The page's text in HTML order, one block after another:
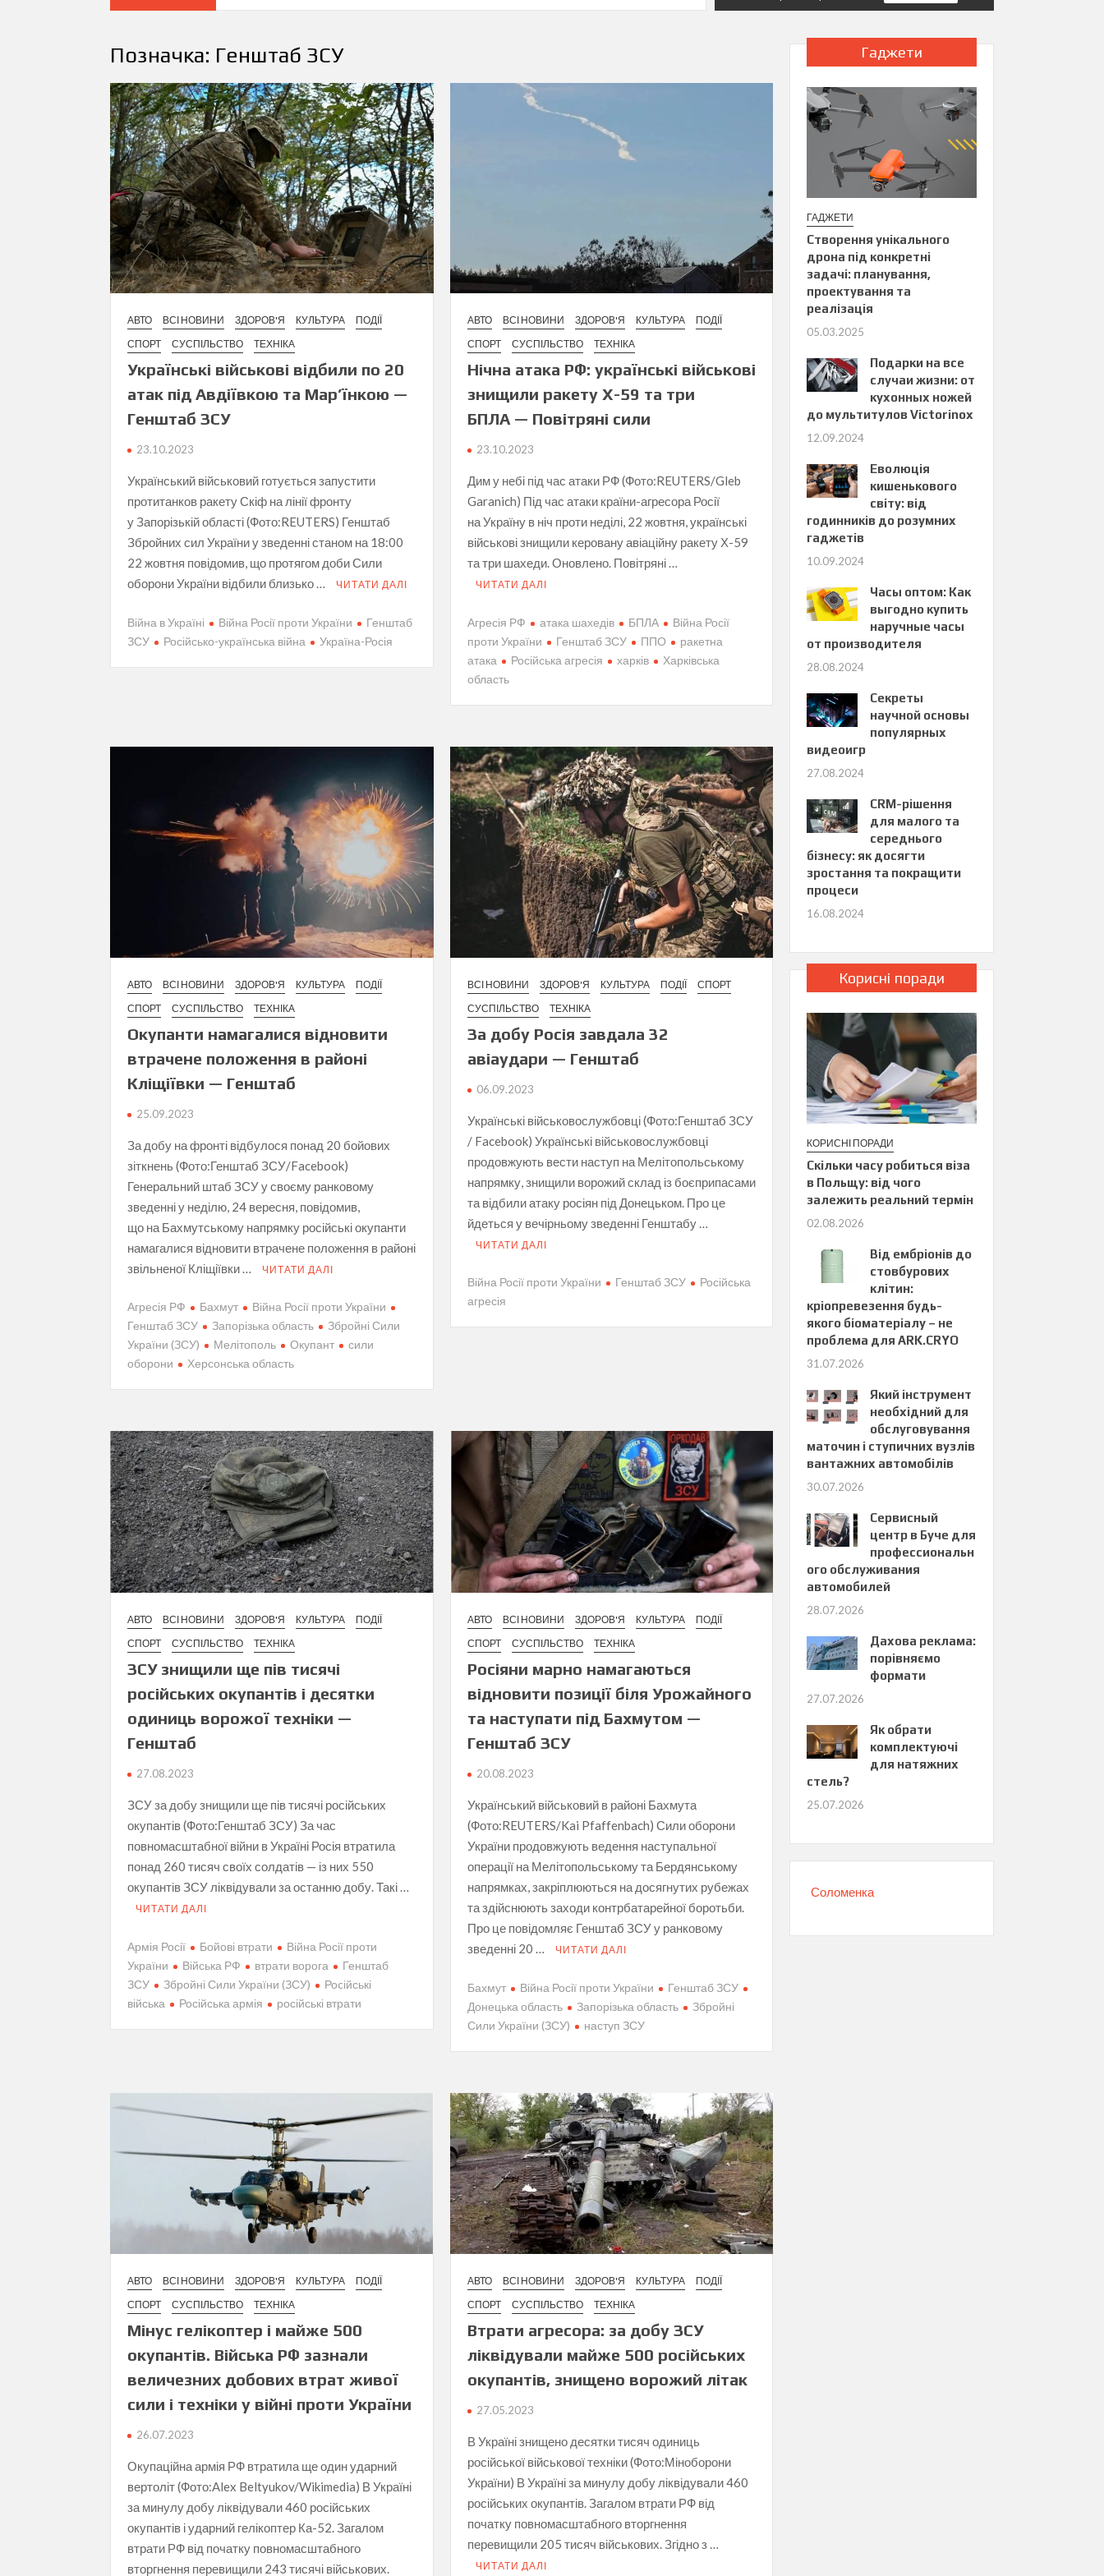
Позначка: Генштаб ЗСУ
АВТО ВСІ НОВИНИ ЗДОРОВ'Я КУЛЬТУРА
ПОДІЇ
СПОРТ
СУСПІЛЬСТВО ТЕХНІКА
Українські військові відбили по 20
атак під Авдіївкою та Мар’їнкою —
Генштаб ЗСУ
23.10.2023
Український військовий готується запустити
протитанков ракету Скіф на лінії фронту
у Запорізькій області (Фото:REUTERS) Генштаб
Збройних сил України у зведенні станом на 18:00
22 жовтня повідомив, що протягом доби Сили
оборони України відбили близько …
ЧИТАТИ ДАЛІ
Війна в Україні Війна Росії проти України
Генштаб
ЗСУ
Російсько-українська війна Україна-Росія
АВТО ВСІ НОВИНИ ЗДОРОВ'Я КУЛЬТУРА
ПОДІЇ
СПОРТ
СУСПІЛЬСТВО ТЕХНІКА
Нічна атака РФ: українські військові
знищили ракету Х-59 та три
БПЛА — Повітряні сили
23.10.2023
Дим у небі під час атаки РФ (Фото:REUTERS/Gleb
Garanich) Під час атаки країни-агресора Росії
на Україну в ніч проти неділі, 22 жовтня, українські
військові знищили керовану авіаційну ракету Х-59
та три шахеди. Оновлено. Повітряні …
ЧИТАТИ ДАЛІ
Агресія РФ атака шахедів БПЛА
Війна Росії
проти України
Генштаб ЗСУ ППО
ракетна
атака
Російська агресія харків
Харківська
область
АВТО ВСІ НОВИНИ ЗДОРОВ'Я КУЛЬТУРА
ПОДІЇ
СПОРТ
СУСПІЛЬСТВО ТЕХНІКА
Окупанти намагалися відновити
втрачене положення в районі
Кліщіївки — Генштаб
25.09.2023
За добу на фронті відбулося понад 20 бойових
зіткнень (Фото:Генштаб ЗСУ/Facebook)
Генеральний штаб ЗСУ у своєму ранковому
зведенні у неділю, 24 вересня, повідомив,
що на Бахмутському напрямку російські окупанти
намагалися відновити втрачене положення в районі
звільненої Кліщіївки …
ЧИТАТИ ДАЛІ
Агресія РФ Бахмут
Війна Росії проти України
Генштаб ЗСУ
Запорізька область
Збройні Сили
України (ЗСУ)
Мелітополь Окупант
сили
оборони
Херсонська область
ВСІ НОВИНИ ЗДОРОВ'Я КУЛЬТУРА ПОДІЇ
СПОРТ
СУСПІЛЬСТВО
ТЕХНІКА
За добу Росія завдала 32
авіаудари — Генштаб
06.09.2023
Українські військовослужбовці (Фото:Генштаб ЗСУ
/ Facebook) Українські військовослужбовці
продовжують вести наступ на Мелітопольському
напрямку, знищили ворожий склад із боєприпасами
та відбили атаку росіян під Донецьком. Про це
йдеться у вечірньому зведенні Генштабу …
ЧИТАТИ ДАЛІ
Війна Росії проти України Генштаб ЗСУ
Російська
агресія
АВТО ВСІ НОВИНИ ЗДОРОВ'Я КУЛЬТУРА
ПОДІЇ
СПОРТ
СУСПІЛЬСТВО ТЕХНІКА
ЗСУ знищили ще пів тисячі
російських окупантів і десятки
одиниць ворожої техніки —
Генштаб
27.08.2023
ЗСУ за добу знищили ще пів тисячі російських
окупантів (Фото:Генштаб ЗСУ) За час
повномасштабної війни в Україні Росія втратила
понад 260 тисяч своїх солдатів — із них 550
окупантів ЗСУ ліквідували за останню добу. Такі …
ЧИТАТИ ДАЛІ
Армія Росії Бойові втрати
Війна Росії проти
України
Війська РФ втрати ворога
Генштаб
ЗСУ
Збройні Сили України (ЗСУ)
Роcійські
війська
Російська армія російські втрати
АВТО ВСІ НОВИНИ ЗДОРОВ'Я КУЛЬТУРА
ПОДІЇ
СПОРТ
СУСПІЛЬСТВО ТЕХНІКА
Росіяни марно намагаються
відновити позиції біля Урожайного
та наступати під Бахмутом —
Генштаб ЗСУ
20.08.2023
Український військовий в районі Бахмута
(Фото:REUTERS/Kai Pfaffenbach) Сили оборони
України продовжують ведення наступальної
операції на Мелітопольському та Бердянському
напрямках, закріплюються на досягнутих рубежах
та здійснюють заходи контрбатарейної боротьби.
Про це повідомляє Генштаб ЗСУ у ранковому
зведенні 20 …
ЧИТАТИ ДАЛІ
Бахмут Війна Росії проти України
Генштаб ЗСУ
Донецька область
Запорізька область
Збройні
Сили України (ЗСУ)
наступ ЗСУ
АВТО ВСІ НОВИНИ ЗДОРОВ'Я КУЛЬТУРА
ПОДІЇ
СПОРТ
СУСПІЛЬСТВО ТЕХНІКА
Мінус гелікоптер і майже 500
окупантів. Війська РФ зазнали
величезних добових втрат живої
сили і техніки у війні проти України
26.07.2023
Окупаційна армія РФ втратила ще один ударний
вертоліт (Фото:Alex Beltyukov/Wikimedia) В Україні
за минулу добу ліквідували 460 російських
окупантів і ударний гелікоптер Ка-52. Загалом
втрати РФ від початку повномасштабного
вторгнення перевищили 243 тисячі військових.
АВТО ВСІ НОВИНИ ЗДОРОВ'Я КУЛЬТУРА
ПОДІЇ
СПОРТ
СУСПІЛЬСТВО ТЕХНІКА
Втрати агресора: за добу ЗСУ
ліквідували майже 500 російських
окупантів, знищено ворожий літак
27.05.2023
В Україні знищено десятки тисяч одиниць
російської військової техніки (Фото:Міноборони
України) В Україні за минулу добу ліквідували 460
російських окупантів. Загалом втрати РФ від
початку повномасштабного вторгнення
перевищили 205 тисяч військових. Згідно з …
ЧИТАТИ ДАЛІ
Гаджети
ГАДЖЕТИ
Створення унікального
дрона під конкретні
задачі: планування,
проектування та
реалізація
05.03.2025
Подарки на все
случаи жизни: от
кухонных ножей
до мультитулов Victorinox
12.09.2024
Еволюція
кишенькового
світу: від
годинників до розумних
гаджетів
10.09.2024
Часы оптом: Как
выгодно купить
наручные часы
от производителя
28.08.2024
Секреты
научной основы
популярных
видеоигр
27.08.2024
CRM-рішення
для малого та
середнього
бізнесу: як досягти
зростання та покращити
процеси
16.08.2024
Корисні поради
КОРИСНІ ПОРАДИ
Скільки часу робиться віза
в Польщу: від чого
залежить реальний термін
02.08.2026
Від ембріонів до
стовбурових
клітин:
кріопревезення будь-
якого біоматеріалу – не
проблема для ARK.CRYO
31.07.2026
Який інструмент
необхідний для
обслуговування
маточин і ступичних вузлів
вантажних автомобілів
30.07.2026
Сервисный
центр в Буче для
профессиональн
ого обслуживания
автомобилей
28.07.2026
Дахова реклама:
порівняємо
формати
27.07.2026
Як обрати
комплектуючі
для натяжних
стель?
25.07.2026
Соломенка